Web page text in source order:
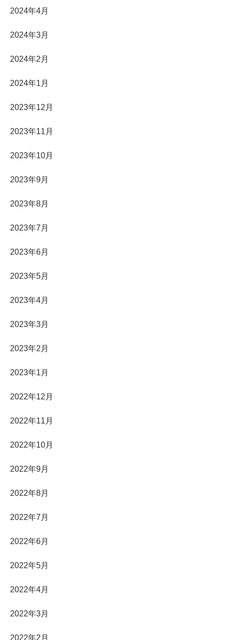
2024年4月
2024年3月
2024年2月
2024年1月
2023年12月
2023年11月
2023年10月
2023年9月
2023年8月
2023年7月
2023年6月
2023年5月
2023年4月
2023年3月
2023年2月
2023年1月
2022年12月
2022年11月
2022年10月
2022年9月
2022年8月
2022年7月
2022年6月
2022年5月
2022年4月
2022年3月
2022年2月